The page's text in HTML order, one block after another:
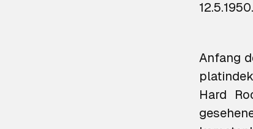
12.5.1950.
Anfang
Hard